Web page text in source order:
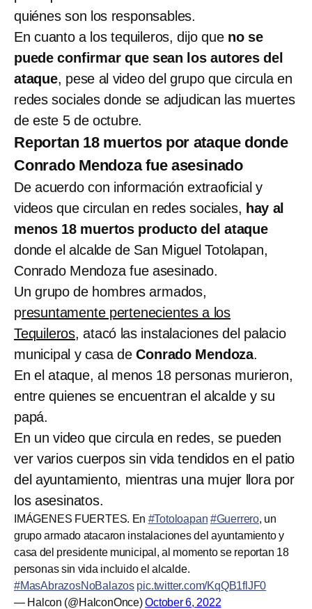
quiénes son los responsables.
En cuanto a los tequileros, dijo que no se
puede confirmar que sean los autores del
ataque, pese al video del grupo que circula en
redes sociales donde se adjudican las muertes
de este 5 de octubre.
Reportan 18 muertos por ataque donde
Conrado Mendoza fue asesinado
De acuerdo con información extraoficial y
videos que circulan en redes sociales, hay al
menos 18 muertos producto del ataque
donde el alcalde de San Miguel Totolapan,
Conrado Mendoza fue asesinado.
Un grupo de hombres armados,
presuntamente pertenecientes a los
Tequileros, atacó las instalaciones del palacio
municipal y casa deConrado Mendoza.
En el ataque, al menos 18 personas murieron,
entre quienes se encuentran el alcalde y su
papá.
En un video que circula en redes, se pueden
ver varios cuerpos sin vida tendidos en el patio
del ayuntamiento, mientras una mujer llora por
los asesinatos.
IMÁGENES FUERTES. En #Totoloapan #Guerrero, un
grupo armado atacaron instalaciones del ayuntamiento y
casa del presidente municipal, al momento se reportan 18
personas sin vida incluido el alcalde.
#MasAbrazosNoBalazos pic.twitter.com/KqQB1flJF0
— Halcon (@HalconOnce)October 6, 2022